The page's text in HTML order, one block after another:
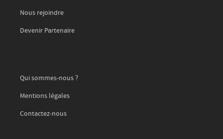
Nous rejoindre
Devenir Partenaire
Qui sommes-nous ?
Mentions légales
Contactez-nous